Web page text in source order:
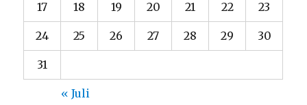
17 18 19 20 21 22 23
24 25 26 27 28 29 30
31
« Juli